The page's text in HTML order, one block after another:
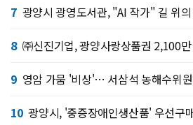
7 광양시 광영도서관, "AI 작가" 길 위
8 ㈜신진기업, 광양사랑상품권 2,100만
9 영암 가뭄 '비상'… 서삼석 농해수위
10 광양시, '중증장애인생산품' 우선구